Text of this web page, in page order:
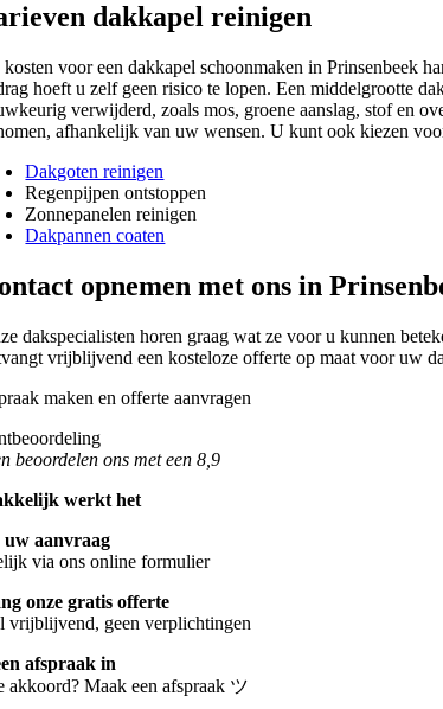
dakkapel reinigen
kosten voor een dakkapel schoonmaken in Prinsenbeek
hoeft u zelf geen risico te lopen. Een middelgrootte
verwijderd, zoals mos, groene aanslag, stof en
afhankelijk van uw wensen. U kunt ook kiezen
Dakgoten reinigen
Regenpijpen ontstoppen
Zonnepanelen reinigen
Dakpannen coaten
opnemen met ons in
dakspecialisten horen graag wat ze voor u kunnen
vrijblijvend een kosteloze offerte op maat voor uw
beoordelen ons met een 8,9
werkt het
uw aanvraag
via ons online formulier
onze gratis offerte
vrijblijvend, geen verplichtingen
afspraak in
akkoord? Maak een afspraak ツ